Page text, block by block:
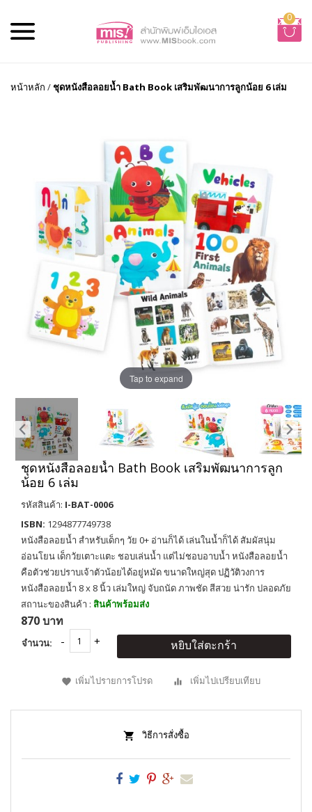
0
หน้าหลัก / ชุดหนังสือลอยน้ำ Bath Book เสริมพัฒนาการลูกน้อย 6 เล่ม
Tap to expand
ชุดหนังสือลอยน้ำ Bath Book เสริมพัฒนาการลูก
น้อย 6 เล่ม
รหัสสินค้า: I-BAT-0006
ISBN: 1294877749738
หนังสือลอยน้ำ สำหรับเด็กๆ วัย 0+ อ่านก็ได้ เล่นในน้ำก็ได้ สัมผัสนุ่ม
อ่อนโยน เด็กวัยเตาะแตะ ชอบเล่นน้ำ แต่ไม่ชอบอาบน้ำ หนังสือลอยน้ำ
คือตัวช่วยปราบเจ้าตัวน้อยได้อยู่หมัด ขนาดใหญ่สุด ปฏิวัติวงการ
หนังสือลอยน้ำ 8 x 8 นิ้ว เล่มใหญ่ จับถนัด ภาพชัด สีสวย น่ารัก ปลอดภัย
สถานะของสินค้า : สินค้าพร้อมส่ง
870 บาท
จำนวน: หยิบใส่ตะกร้า
เพิ่มไปรายการโปรด เพิ่มไปเปรียบเทียบ
วิธีการสั่งซื้อ